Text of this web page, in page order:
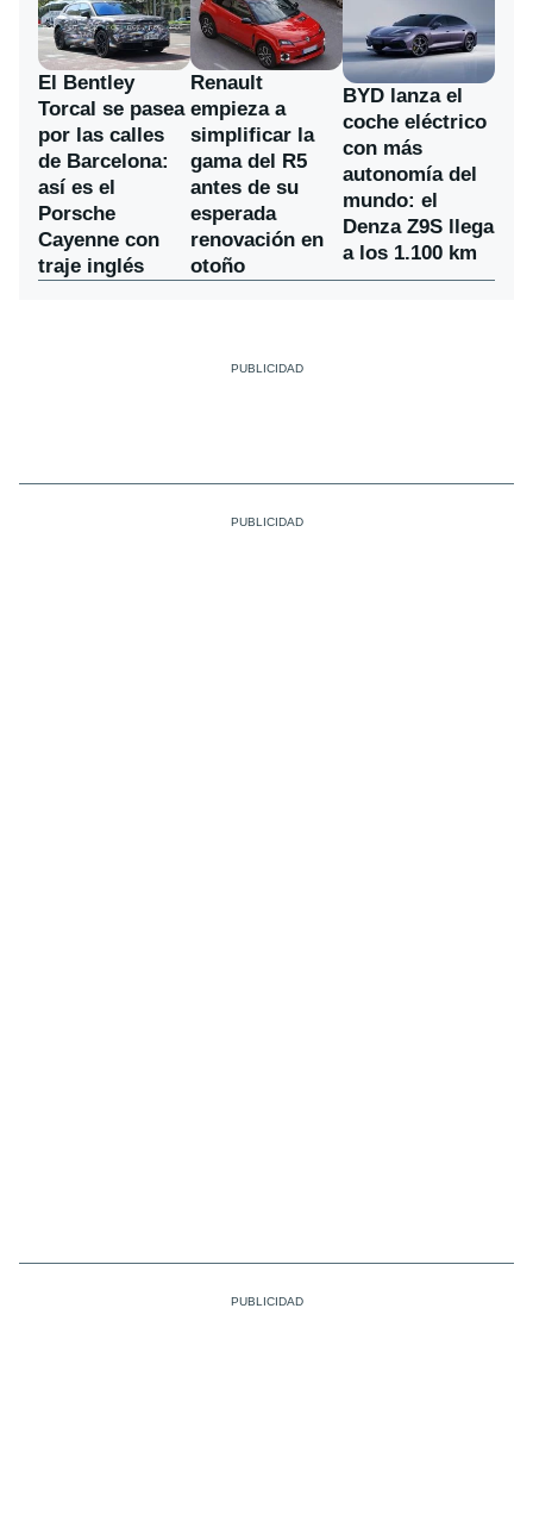
El Bentley
Torcal se pasea
por las calles
de Barcelona:
así es el
Porsche
Cayenne con
traje inglés
Renault
empieza a
simplificar la
gama del R5
antes de su
esperada
renovación en
otoño
BYD lanza el
coche eléctrico
con más
autonomía del
mundo: el
Denza Z9S llega
a los 1.100 km